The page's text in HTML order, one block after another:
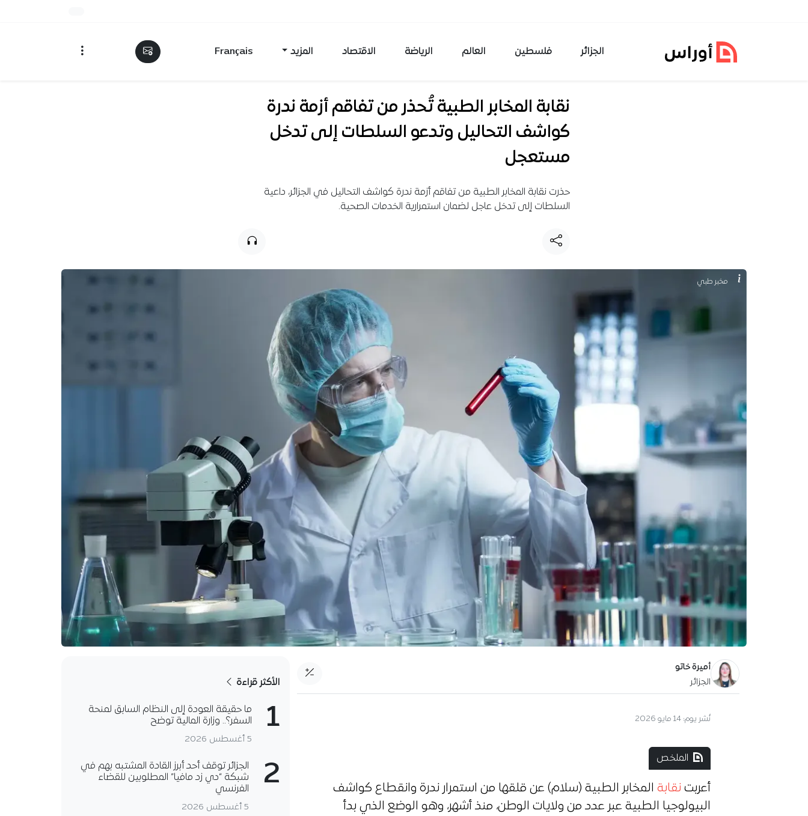
الجزائر فلسطين العالم الرياضة الاقتصاد المزيد Français
نقابة المخابر الطبية تُحذر من تفاقم أزمة ندرة
كواشف التحاليل وتدعو السلطات إلى تدخل
مستعجل
حذرت نقابة المخابر الطبية من تفاقم أزمة ندرة كواشف التحاليل في الجزائر، داعية
السلطات إلى تدخل عاجل لضمان استمرارية الخدمات الصحية.
مخبر طبي
أميرة خاتو
الجزائر
نُشر يوم: 14 مايو 2026
الملخص
أعربت نقابة المخابر الطبية (سلام) عن قلقها من استمرار ندرة وانقطاع كواشف
البيولوجيا الطبية عبر عدد من ولايات الوطن، منذ أشهر، وهو الوضع الذي بدأ
الأكثر قراءة
1
ما حقيقة العودة إلى النظام السابق لمنحة
السفر؟.. وزارة المالية توضح
5 أغسطس 2026
2
الجزائر توقف أحد أبرز القادة المشتبه بهم في
شبكة “دي زد مافيا” المطلوبين للقضاء
الفرنسي
5 أغسطس 2026